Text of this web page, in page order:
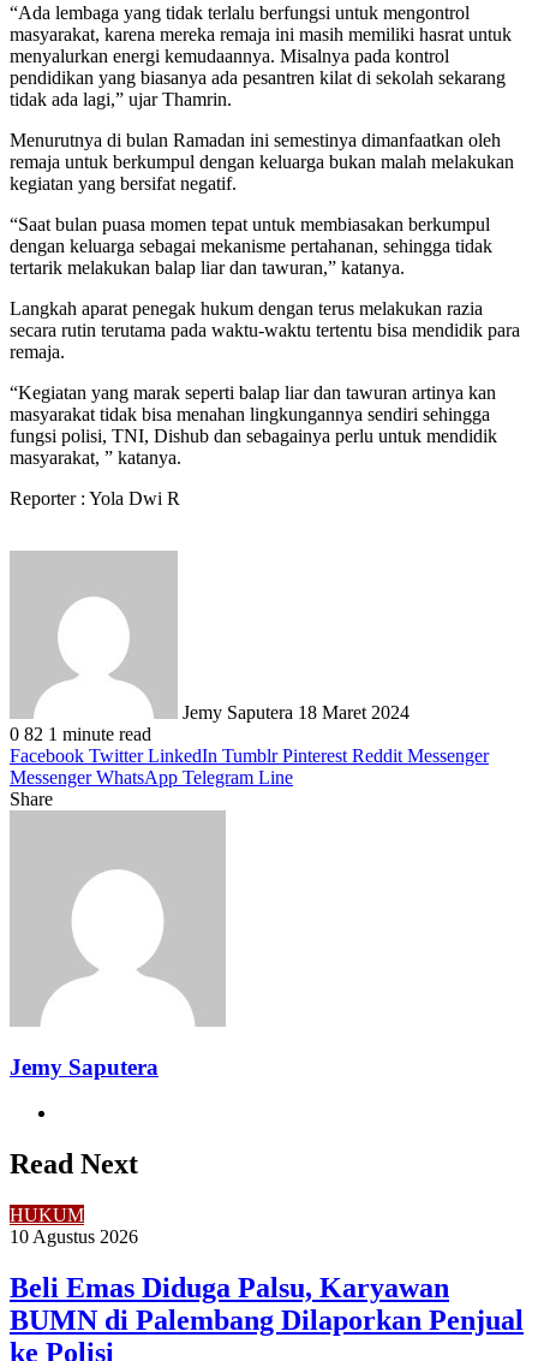
“Ada lembaga yang tidak terlalu berfungsi untuk mengontrol
masyarakat, karena mereka remaja ini masih memiliki hasrat untuk
menyalurkan energi kemudaannya. Misalnya pada kontrol
pendidikan yang biasanya ada pesantren kilat di sekolah sekarang
tidak ada lagi,” ujar Thamrin.
Menurutnya di bulan Ramadan ini semestinya dimanfaatkan oleh
remaja untuk berkumpul dengan keluarga bukan malah melakukan
kegiatan yang bersifat negatif.
“Saat bulan puasa momen tepat untuk membiasakan berkumpul
dengan keluarga sebagai mekanisme pertahanan, sehingga tidak
tertarik melakukan balap liar dan tawuran,” katanya.
Langkah aparat penegak hukum dengan terus melakukan razia
secara rutin terutama pada waktu-waktu tertentu bisa mendidik para
remaja.
“Kegiatan yang marak seperti balap liar dan tawuran artinya kan
masyarakat tidak bisa menahan lingkungannya sendiri sehingga
fungsi polisi, TNI, Dishub dan sebagainya perlu untuk mendidik
masyarakat, ” katanya.
Reporter : Yola Dwi R
Jemy Saputera 18 Maret 2024
0 82 1 minute read
Facebook Twitter LinkedIn Tumblr Pinterest Reddit Messenger
Messenger WhatsApp Telegram Line
Share
Jemy Saputera
Read Next
HUKUM
10 Agustus 2026
Beli Emas Diduga Palsu, Karyawan
BUMN di Palembang Dilaporkan Penjual
ke Polisi